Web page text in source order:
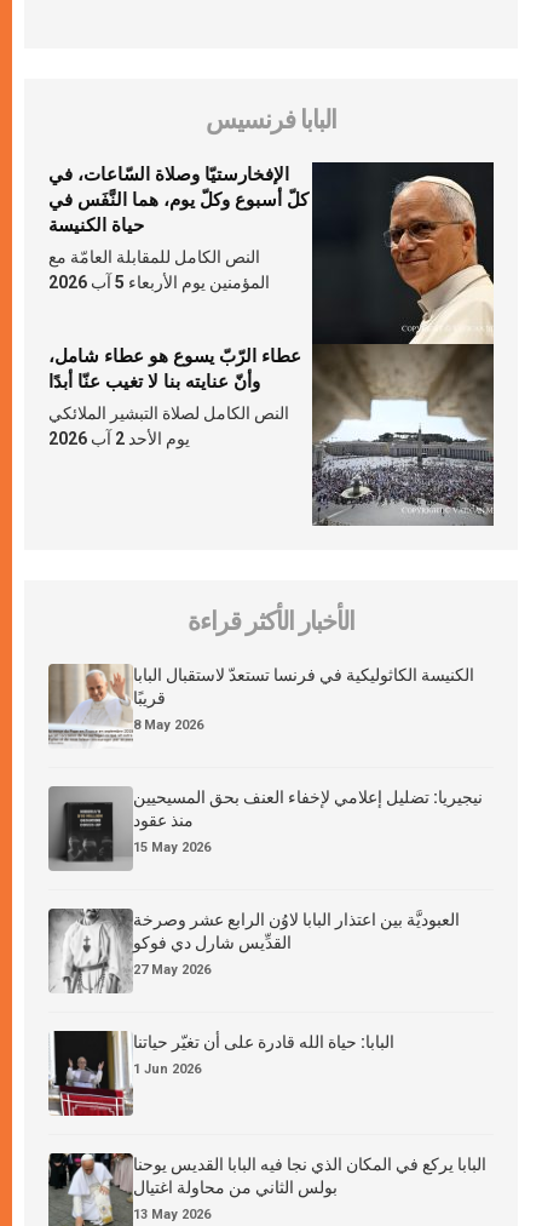
البابا فرنسيس
الإفخارستيّا وصلاة السّاعات، في
كلّ أسبوع وكلّ يوم، هما النَّفَس في
حياة الكنيسة
النص الكامل للمقابلة العامّة مع
المؤمنين يوم الأربعاء 5 آب 2026
عطاء الرّبّ يسوع هو عطاء شامل،
وأنّ عنايته بنا لا تغيب عنّا أبدًا
النص الكامل لصلاة التبشير الملائكي
يوم الأحد 2 آب 2026
الأخبار الأكثر قراءة
الكنيسة الكاثوليكية في فرنسا تستعدّ لاستقبال البابا
قريبًا
8 May 2026
نيجيريا: تضليل إعلامي لإخفاء العنف بحق المسيحيين
منذ عقود
15 May 2026
العبوديَّة بين اعتذار البابا لاوُن الرابع عشر وصرخة
القدِّيس شارل دي فوكو
27 May 2026
البابا: حياة الله قادرة على أن تغيّر حياتنا
1 Jun 2026
البابا يركع في المكان الذي نجا فيه البابا القديس يوحنا
بولس الثاني من محاولة اغتيال
13 May 2026